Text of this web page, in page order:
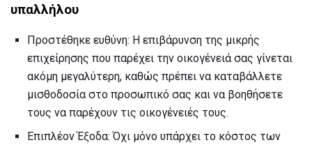
υπαλλήλου
Προστέθηκε ευθύνη: Η επιβάρυνση της μικρής
επιχείρησης που παρέχει την οικογένειά σας γίνεται
ακόμη μεγαλύτερη, καθώς πρέπει να καταβάλλετε
μισθοδοσία στο προσωπικό σας και να βοηθήσετε
τους να παρέχουν τις οικογένειές τους.
Επιπλέον Έξοδα: Όχι μόνο υπάρχει το κόστος των